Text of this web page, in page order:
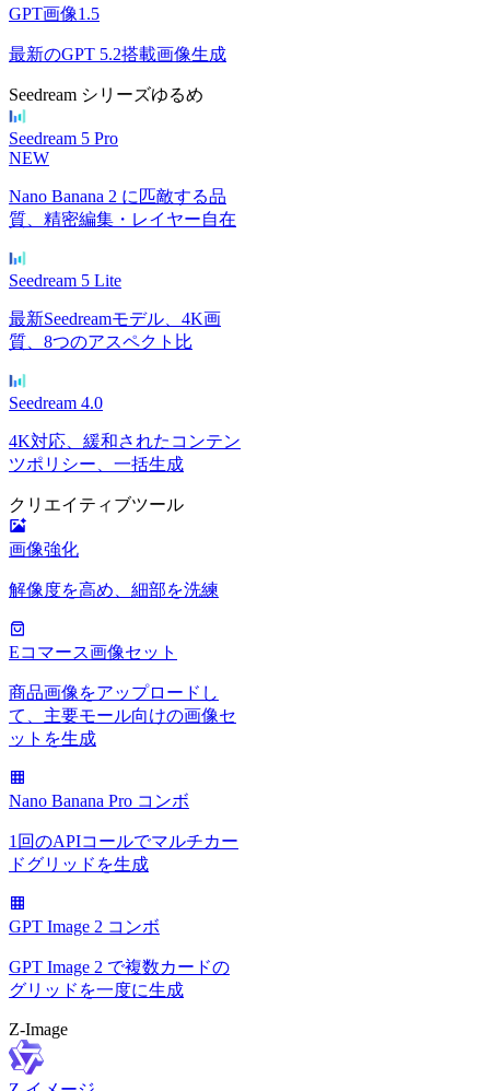
GPT画像1.5
最新のGPT 5.2搭載画像生成
Seedream シリーズゆるめ
Seedream 5 Pro
NEW
Nano Banana 2 に匹敵する品
質、精密編集・レイヤー自在
Seedream 5 Lite
最新Seedreamモデル、4K画
質、8つのアスペクト比
Seedream 4.0
4K対応、緩和されたコンテン
ツポリシー、一括生成
クリエイティブツール
画像強化
解像度を高め、細部を洗練
Eコマース画像セット
商品画像をアップロードし
て、主要モール向けの画像セ
ットを生成
Nano Banana Pro コンボ
1回のAPIコールでマルチカー
ドグリッドを生成
GPT Image 2 コンボ
GPT Image 2 で複数カードの
グリッドを一度に生成
Z-Image